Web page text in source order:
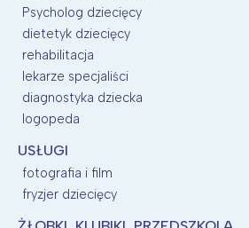
Psycholog dziecięcy
dietetyk dziecięcy
rehabilitacja
lekarze specjaliści
diagnostyka dziecka
logopeda
USŁUGI
fotografia i film
fryzjer dziecięcy